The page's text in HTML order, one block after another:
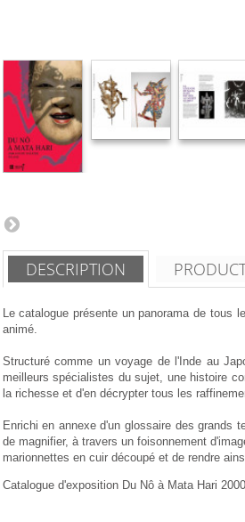
DESCRIPTION
Le catalogue présente un panorama de tous
animé.
Structuré comme un voyage de l'Inde au
meilleurs spécialistes du sujet, une histoire
la richesse et d'en décrypter tous les
Enrichi en annexe d'un glossaire des grands
de magnifier, à travers un foisonnement
marionnettes en cuir découpé et de rendre
Catalogue d'exposition Du Nô à Mata Hari